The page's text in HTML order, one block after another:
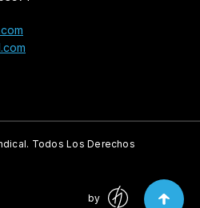
Todos Los Derechos
by